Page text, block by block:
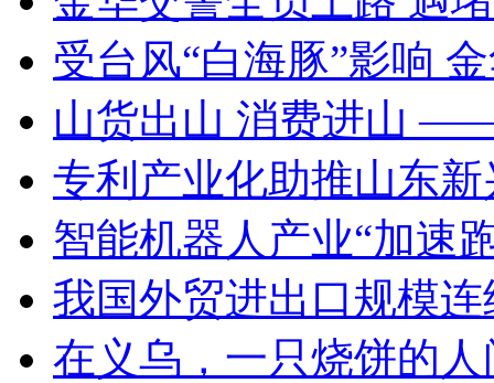
受台风“白海豚”影响
山货出山 消费进山
专利产业化助推山东
智能机器人产业“加速
我国外贸进出口规模
在义乌，一只烧饼的